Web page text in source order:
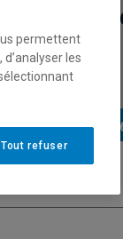
- Automne
permettent
les
Tout refuser